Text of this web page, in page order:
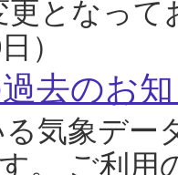
更となっ
）
去のお
気象デー
。 ご利用